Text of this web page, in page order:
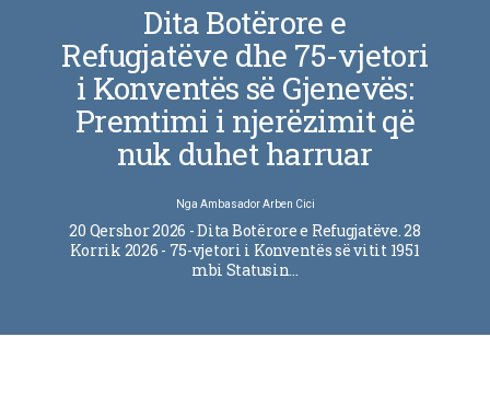
Dita Botërore e
Refugjatëve dhe 75-vjetori
i Konventës së Gjenevës:
Premtimi i njerëzimit që
nuk duhet harruar
Nga Ambasador Arben Cici
20 Qershor 2026 - Dita Botërore e Refugjatëve. 28
Korrik 2026 - 75-vjetori i Konventës së vitit 1951
mbi Statusin…